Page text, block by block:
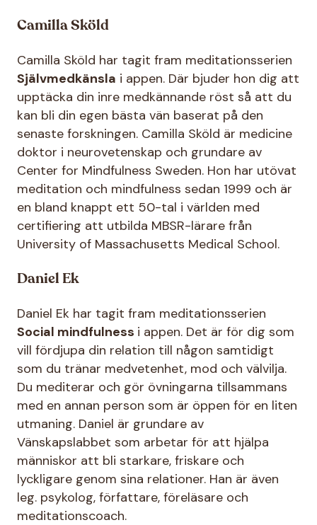
Camilla Sköld
Camilla Sköld har tagit fram meditationsserien
Självmedkänsla i appen. Där bjuder hon dig att
upptäcka din inre medkännande röst så att du
kan bli din egen bästa vän baserat på den
senaste forskningen. Camilla Sköld är medicine
doktor i neurovetenskap och grundare av
Center for Mindfulness Sweden. Hon har utövat
meditation och mindfulness sedan 1999 och är
en bland knappt ett 50-tal i världen med
certifiering att utbilda MBSR-lärare från
University of Massachusetts Medical School.
Daniel Ek
Daniel Ek har tagit fram meditationsserien
Social mindfulness i appen. Det är för dig som
vill fördjupa din relation till någon samtidigt
som du tränar medvetenhet, mod och välvilja.
Du mediterar och gör övningarna tillsammans
med en annan person som är öppen för en liten
utmaning. Daniel är grundare av
Vänskapslabbet som arbetar för att hjälpa
människor att bli starkare, friskare och
lyckligare genom sina relationer. Han är även
leg. psykolog, författare, föreläsare och
meditationscoach.